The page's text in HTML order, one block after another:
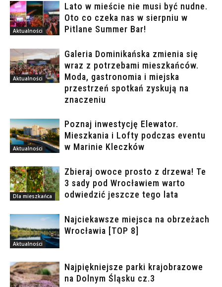
Aktualności
Lato w mieście nie musi być nudne.
Oto co czeka nas w sierpniu w
Pitlane Summer Bar!
Aktualności
Galeria Dominikańska zmienia się
wraz z potrzebami mieszkańców.
Moda, gastronomia i miejska
przestrzeń spotkań zyskują na
znaczeniu
Aktualności
Poznaj inwestycję Elewator.
Mieszkania i Lofty podczas eventu
w Marinie Kleczków
Dla mieszkańca
Zbieraj owoce prosto z drzewa! Te
3 sady pod Wrocławiem warto
odwiedzić jeszcze tego lata
Aktualności
Najciekawsze miejsca na obrzeżach
Wrocławia [TOP 8]
Najpiękniejsze parki krajobrazowe
na Dolnym Śląsku cz.3